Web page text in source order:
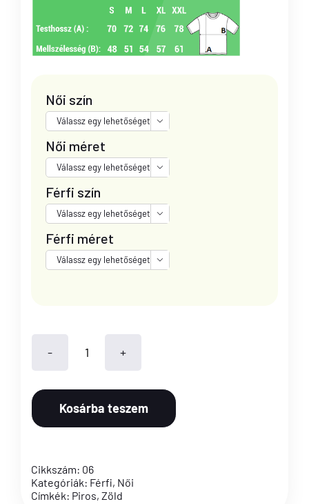
Női szín

Női méret

Férfi szín

Férfi méret

feliratos
pólók
mennyiség
Kosárba teszem
Cikkszám: 06
Kategóriák: Férfi, Női
Címkék: Piros, Zöld